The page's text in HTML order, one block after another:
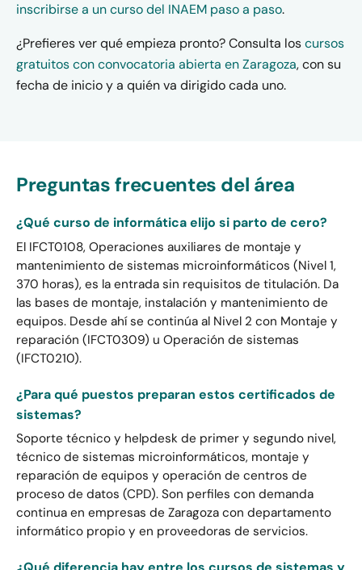
inscribirse a un curso del INAEM paso a paso.
¿Prefieres ver qué empieza pronto? Consulta loscursos
gratuitos con convocatoria abierta en Zaragoza, con su
fecha de inicio y a quién va dirigido cada uno.
Preguntas frecuentes del área
¿Qué curso de informática elijo si parto de cero?
El IFCT0108, Operaciones auxiliares de montaje y
mantenimiento de sistemas microinformáticos (Nivel 1,
370 horas), es la entrada sin requisitos de titulación. Da
las bases de montaje, instalación y mantenimiento de
equipos. Desde ahí se continúa al Nivel 2 con Montaje y
reparación (IFCT0309) u Operación de sistemas
(IFCT0210).
¿Para qué puestos preparan estos certificados de
sistemas?
Soporte técnico y helpdesk de primer y segundo nivel,
técnico de sistemas microinformáticos, montaje y
reparación de equipos y operación de centros de
proceso de datos (CPD). Son perfiles con demanda
continua en empresas de Zaragoza con departamento
informático propio y en proveedoras de servicios.